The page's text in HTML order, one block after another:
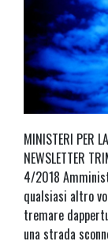
MINISTERI PER
NEWSLETTER
4/2018
qualsiasi altro
tremare
una strada